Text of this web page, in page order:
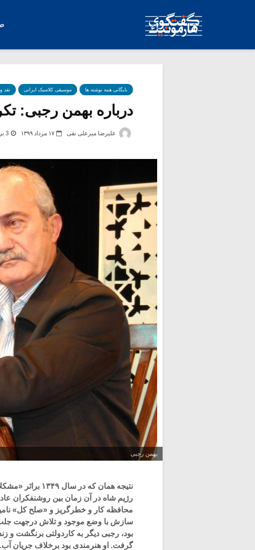
بایگانی همه نوشته ها موسیقی کلاسیک ایرانی نقد
درباره بهمن رجبی:
علیرضا میرعلی نقی ۱۷ مرداد ۱۳۹۹ 3 برچسب -
بهمن رجبی
نتیجه همان که
رژیم شاه در آن زمان بین روشنفکران
محافظه کار و خطرگریز و «صلح کل»
سازش با وضع موجود و تلاش درجهت
بود، رجبی دیگر به کاردولتی برنگشت و
گرفت. او هنرمندی بود برخلاف جریان